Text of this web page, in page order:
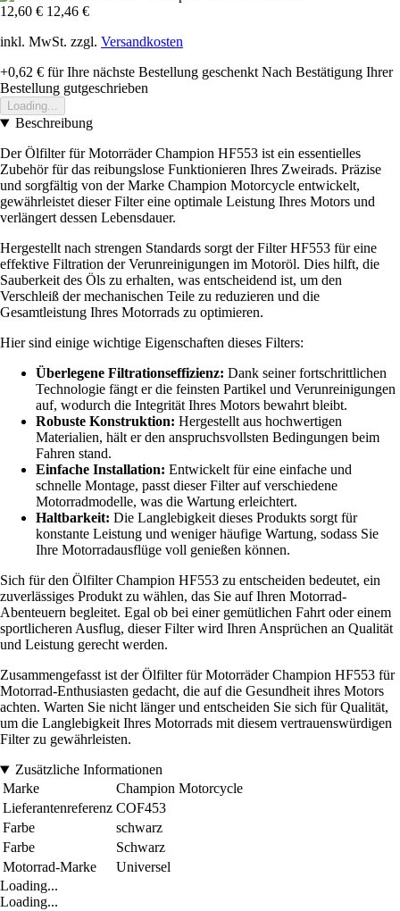
12,60 € 12,46 €
inkl. MwSt. zzgl. Versandkosten
+0,62 € für Ihre nächste Bestellung geschenkt Nach Bestätigung Ihrer
Bestellung gutgeschrieben
Loading...
Beschreibung
Der Ölfilter für Motorräder Champion HF553 ist ein essentielles
Zubehör für das reibungslose Funktionieren Ihres Zweirads. Präzise
und sorgfältig von der Marke Champion Motorcycle entwickelt,
gewährleistet dieser Filter eine optimale Leistung Ihres Motors und
verlängert dessen Lebensdauer.
Hergestellt nach strengen Standards sorgt der Filter HF553 für eine
effektive Filtration der Verunreinigungen im Motoröl. Dies hilft, die
Sauberkeit des Öls zu erhalten, was entscheidend ist, um den
Verschleiß der mechanischen Teile zu reduzieren und die
Gesamtleistung Ihres Motorrads zu optimieren.
Hier sind einige wichtige Eigenschaften dieses Filters:
Überlegene Filtrationseffizienz: Dank seiner fortschrittlichen
Technologie fängt er die feinsten Partikel und Verunreinigungen
auf, wodurch die Integrität Ihres Motors bewahrt bleibt.
Robuste Konstruktion: Hergestellt aus hochwertigen
Materialien, hält er den anspruchsvollsten Bedingungen beim
Fahren stand.
Einfache Installation: Entwickelt für eine einfache und
schnelle Montage, passt dieser Filter auf verschiedene
Motorradmodelle, was die Wartung erleichtert.
Haltbarkeit: Die Langlebigkeit dieses Produkts sorgt für
konstante Leistung und weniger häufige Wartung, sodass Sie
Ihre Motorradausflüge voll genießen können.
Sich für den Ölfilter Champion HF553 zu entscheiden bedeutet, ein
zuverlässiges Produkt zu wählen, das Sie auf Ihren Motorrad-
Abenteuern begleitet. Egal ob bei einer gemütlichen Fahrt oder einem
sportlicheren Ausflug, dieser Filter wird Ihren Ansprüchen an Qualität
und Leistung gerecht werden.
Zusammengefasst ist der Ölfilter für Motorräder Champion HF553 für
Motorrad-Enthusiasten gedacht, die auf die Gesundheit ihres Motors
achten. Warten Sie nicht länger und entscheiden Sie sich für Qualität,
um die Langlebigkeit Ihres Motorrads mit diesem vertrauenswürdigen
Filter zu gewährleisten.
Zusätzliche Informationen
Marke
Champion Motorcycle
Lieferantenreferenz COF453
Farbe
schwarz
Farbe
Schwarz
Motorrad-Marke
Universel
Loading...
Loading...